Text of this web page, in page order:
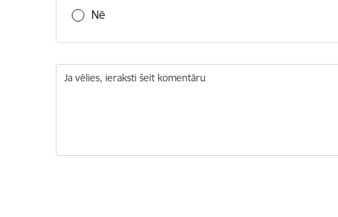
Nē
Ja vēlies, ieraksti šeit komentāru